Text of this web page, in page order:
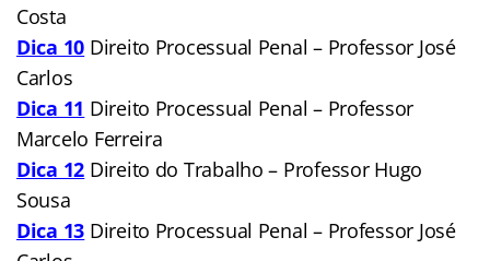
Costa
Dica 10 Direito Processual Penal – Professor José
Carlos
Dica 11 Direito Processual Penal – Professor
Marcelo Ferreira
Dica 12 Direito do Trabalho – Professor Hugo
Sousa
Dica 13 Direito Processual Penal – Professor José